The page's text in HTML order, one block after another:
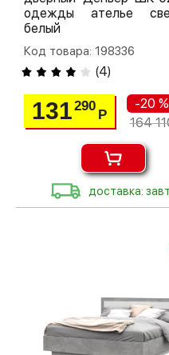
одежды ателье
белый
Код товара: 198336
(4)
131290
Р
-20 %
164
доставка: